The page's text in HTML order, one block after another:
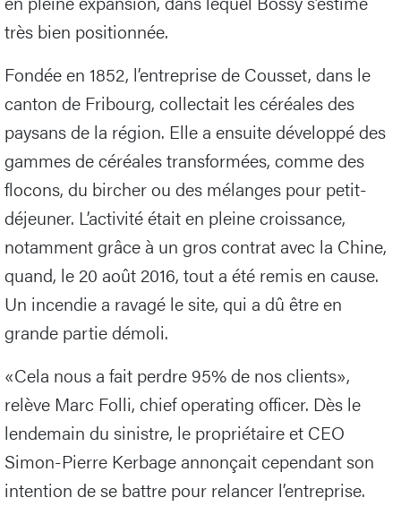
très bien positionnée.
Fondée en 1852, l’entreprise de Cousset, dans le
canton de Fribourg, collectait les céréales des
paysans de la région. Elle a ensuite développé des
gammes de céréales transformées, comme des
flocons, du bircher ou des mélanges pour petit-
déjeuner. L’activité était en pleine croissance,
notamment grâce à un gros contrat avec la Chine,
quand, le 20 août 2016, tout a été remis en cause.
Un incendie a ravagé le site, qui a dû être en
grande partie démoli.
«Cela nous a fait perdre 95% de nos clients»,
relève Marc Folli, chief operating officer. Dès le
lendemain du sinistre, le propriétaire et CEO
Simon-Pierre Kerbage annonçait cependant son
intention de se battre pour relancer l’entreprise.